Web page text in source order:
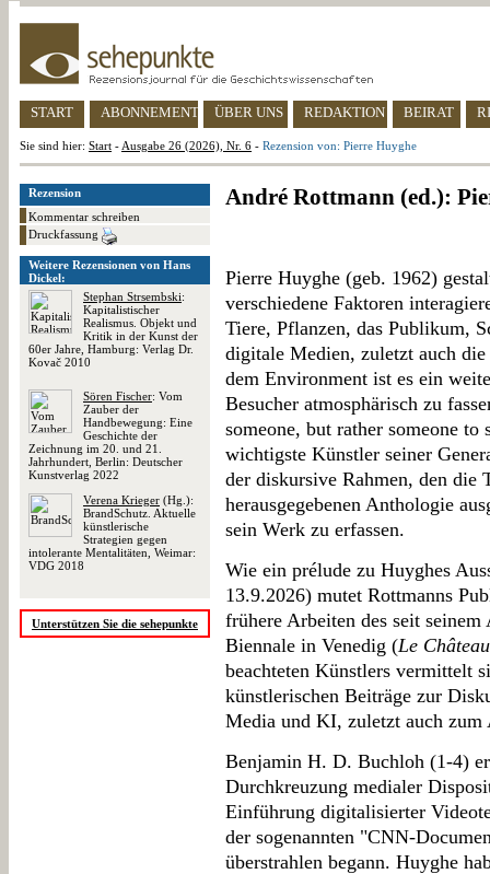
START ABONNEMENT ÜBER UNS REDAKTION BEIRAT
Sie sind hier: Start - Ausgabe 26 (2026), Nr. 6 - Rezension von: Pierre Huyghe
Rezension
Kommentar schreiben
Druckfassung
Weitere Rezensionen von Hans
Dickel:
Stephan Strsembski:
Kapitalistischer
Realismus. Objekt und
Kritik in der Kunst der
60er Jahre, Hamburg: Verlag Dr.
Kovač 2010
Sören Fischer: Vom
Zauber der
Handbewegung: Eine
Geschichte der
Zeichnung im 20. und 21.
Jahrhundert, Berlin: Deutscher
Kunstverlag 2022
Verena Krieger (Hg.):
BrandSchutz. Aktuelle
künstlerische
Strategien gegen
intolerante Mentalitäten, Weimar:
VDG 2018
Unterstützen Sie die sehepunkte
André Rottmann (ed.):
Pierre Huyghe (geb. 1962)
verschiedene Faktoren
Tiere, Pflanzen, das Publikum,
digitale Medien, zuletzt auch
dem Environment ist es ein
Besucher atmosphärisch zu
someone, but rather someone
wichtigste Künstler seiner
der diskursive Rahmen, den die
herausgegebenen Anthologie
sein Werk zu erfassen.
Wie ein prélude zu Huyghes
13.9.2026) mutet Rottmanns
frühere Arbeiten des seit
Biennale in Venedig (Le
beachteten Künstlers vermittelt
künstlerischen Beiträge zur
Media und KI, zuletzt auch zum
Benjamin H. D. Buchloh (1-4)
Durchkreuzung medialer
Einführung digitalisierter
der sogenannten "CNN-
überstrahlen begann. Huyghe